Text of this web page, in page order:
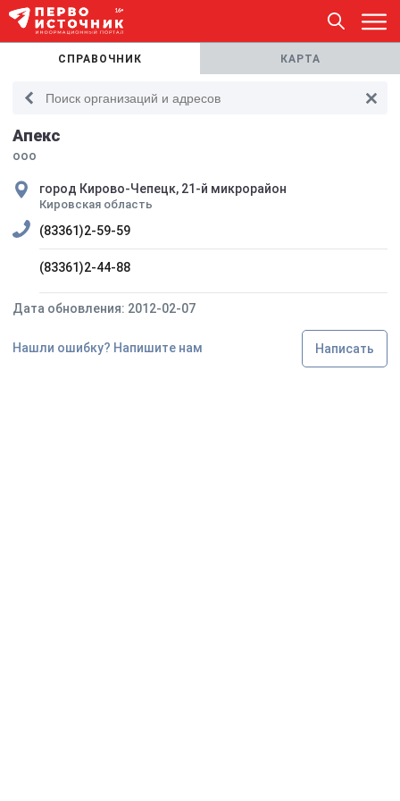
СПРАВОЧНИК КАРТА
Апекс
ооо
город Кирово-Чепецк, 21-й микрорайон
Кировская область
(83361)2-59-59
(83361)2-44-88
Дата обновления: 2012-02-07
Нашли ошибку? Напишите нам Написать